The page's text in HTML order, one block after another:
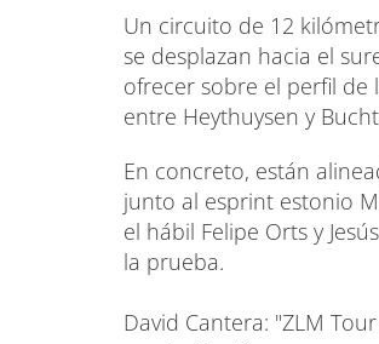
Un circuito de 12
se desplazan hacia el
ofrecer sobre el perfil de
entre Heythuysen y
En concreto, están
junto al esprint estonio
el hábil Felipe Orts y
la prueba.
David Cantera: "ZLM